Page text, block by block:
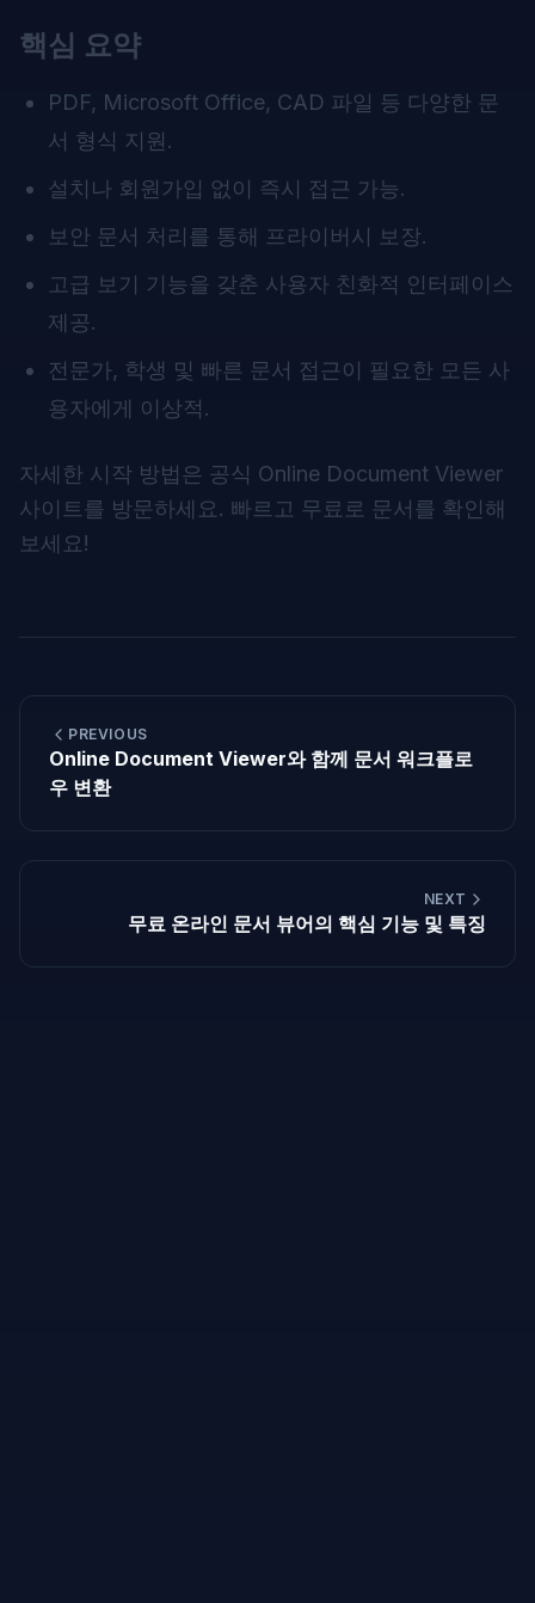
핵심 요약
PDF, Microsoft Office, CAD 파일 등 다양한 문
서 형식 지원.
설치나 회원가입 없이 즉시 접근 가능.
보안 문서 처리를 통해 프라이버시 보장.
고급 보기 기능을 갖춘 사용자 친화적 인터페이스
제공.
전문가, 학생 및 빠른 문서 접근이 필요한 모든 사
용자에게 이상적.
자세한 시작 방법은 공식 Online Document Viewer
사이트를 방문하세요. 빠르고 무료로 문서를 확인해
보세요!
PREVIOUS
Online Document Viewer와 함께 문서 워크플로
우 변환
NEXT
무료 온라인 문서 뷰어의 핵심 기능 및 특징